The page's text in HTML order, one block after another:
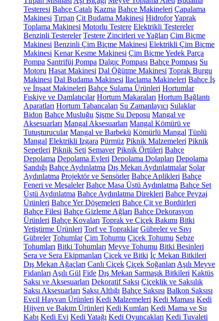
Testeresi Bahçe Çatalı Kazma Bahçe Makineleri Çapalama
Makinesi Tırpan Çit Budama Makinesi HidroforYaprak
Toplama Makinesi Motorlu Testere Elektrikli Testereler
Benzinli Testereler Testere Zincirleri ve Yağları Çim Biçme
Makinesi Benzinli Çim Biçme Makinesi Elektrikli Çim Biçme
Makinesi Kenar Kesme Makinesi Çim Biçme Yedek Parça
Pompa Santrifüj Pompa Dalgıç Pompası Bahçe Pompası Su
Motoru Hasat Makinesi Dal Öğütme Makinesi Toprak Burgu
Makinesi Dal Budama Makinesi İlaçlama Makineleri Bahçe İş
ve İnşaat Makineleri Bahçe Sulama Ürünleri Hortumlar
Fıskiye ve Damlatıcılar Hortum Makaraları Hortum Bağlantı
Aparatları Hortum Tabancaları Su Zamanlayıcı Sulaklar
Bidon Bahçe Musluğu Şişme Su Deposu Mangal ve
Aksesuarları Mangal Aksesuarları Mangal Kömürü ve
Tutuşturucular Mangal ve Barbekü Kömürlü Mangal Tüplü
Mangal Elektrikli Izgara Pürmüz Piknik Malzemeleri Piknik
Sepetleri Piknik Seti Semaver Piknik Örtüleri Bahçe
Depolama Depolama Evleri Depolama Dolapları Depolama
Sandığı Bahçe Aydınlatma Dış Mekan Aydınlatmalar Solar
Aydınlatma Projektör ve Sensörler Bahçe Aplikleri Bahçe
Feneri ve Meşaleler Bahçe Masa Üstü Aydınlatma Bahçe Set
Üstü Aydınlatma Bahçe Aydınlatma Direkleri Bahçe Peyzaj
Ürünleri Bahçe Yer Döşemeleri Bahçe Çit ve Bordürleri
Bahçe Filesi Bahçe Gizleme Ağları Bahçe Dekorasyon
Ürünleri Bahçe Kovaları Toprak ve Çiçek Bakımı Bitki
Yetiştirme Ürünleri Torf ve Topraklar Gübreler ve Sıvı
Gübreler Tohumlar Çim Tohumu Çiçek Tohumu Sebze
Tohumları Bitki Tohumları Meyve Tohumu Bitki Besinleri
Sera ve Sera Ekipmanları Çiçek ve Bitki İç Mekan Bitkileri
Dış Mekan Ağaçları Canlı Çiçek Çiçek Soğanları Aşılı Meyve
Fidanları Aşılı Gül Fide Dış Mekan Sarmaşık Bitkileri Kaktüs
Saksı ve Aksesuarları Dekoratif Saksı Çiçeklik ve Saksılık
Saksı Aksesuarları Saksı Altlığı Bahçe Saksısı Balkon Saksısı
Evcil Hayvan Ürünleri Kedi Malzemeleri Kedi Maması Kedi
Hijyen ve Bakım Ürünleri Kedi Kumları Kedi Mama ve Su
Kabı Kedi Evi Kedi Yatağı Kedi Oyuncakları Kedi Tuvaleti